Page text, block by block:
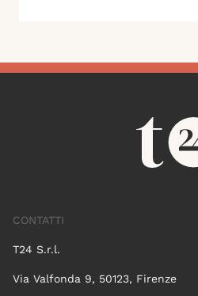
CONTATTI
T24 S.r.l.
Via Valfonda 9, 50123, Firenze